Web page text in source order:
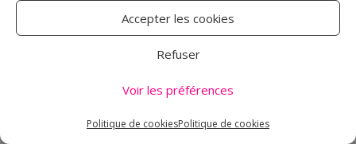
Accepter les cookies
Refuser
Voir les préférences
Politique de cookiesPolitique de cookies